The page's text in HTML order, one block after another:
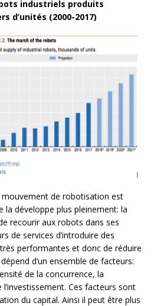
industriels produits
d’unités (2000-2017)
de robotisation est
la développe plus pleinement: la
recourir aux robots dans ses
de services d’introduire des
performantes et donc de réduire
d’un ensemble de facteurs:
de la concurrence, la
Ces facteurs sont
du capital. Ainsi il peut être plus